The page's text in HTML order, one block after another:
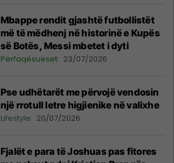
Mbappe rendit gjashtë futbollistët
më të mëdhenj në historinë e Kupës
së Botës, Messi mbetet i dyti
Përfaqësueset 23/07/2026
Pse udhëtarët me përvojë vendosin
një rrotull letre higjienike në valixhe
Lifestyle 20/07/2026
Fjalët e para të Joshuas pas fitores